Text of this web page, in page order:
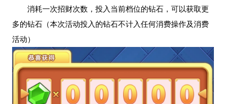
消耗一次招财次数，投入当前档位的钻石，可以获取更
多的钻石（本次活动投入的钻石不计入任何消费操作及消费
活动）